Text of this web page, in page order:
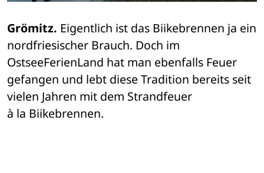
Grömitz. Eigentlich ist das Biikebrennen ja ein
nordfriesischer Brauch. Doch im
OstseeFerienLand hat man ebenfalls Feuer
gefangen und lebt diese Tradition bereits seit
vielen Jahren mit dem Strandfeuer
à la Biikebrennen.